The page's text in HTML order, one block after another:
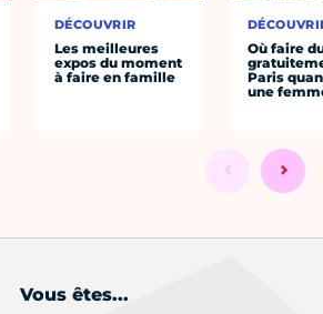
DÉCOUVRIR
Les meilleures
expos du moment
à faire en famille
Où faire
Paris
une
Vous êtes...